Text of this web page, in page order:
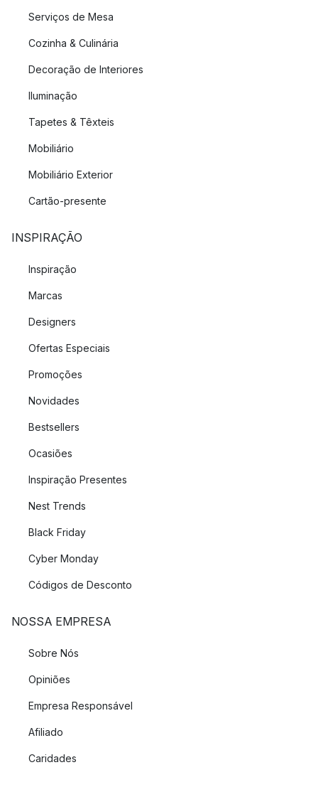
Serviços de Mesa
Cozinha & Culinária
Decoração de Interiores
Iluminação
Tapetes & Têxteis
Mobiliário
Mobiliário Exterior
Cartão-presente
INSPIRAÇÃO
Inspiração
Marcas
Designers
Ofertas Especiais
Promoções
Novidades
Bestsellers
Ocasiões
Inspiração Presentes
Nest Trends
Black Friday
Cyber Monday
Códigos de Desconto
NOSSA EMPRESA
Sobre Nós
Opiniões
Empresa Responsável
Afiliado
Caridades